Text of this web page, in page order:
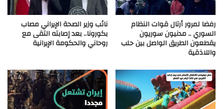
رفضا لمرور أرتال قوات النظام
السوري .. مدنيون سوريون
يقطعون الطريق الواصل بين حلب
واللاذقية
نائب وزير الصحة الإيراني مصاب
بكورونا.. بعد إصابته التقى مع
روحاني والحكومة الإيرانية